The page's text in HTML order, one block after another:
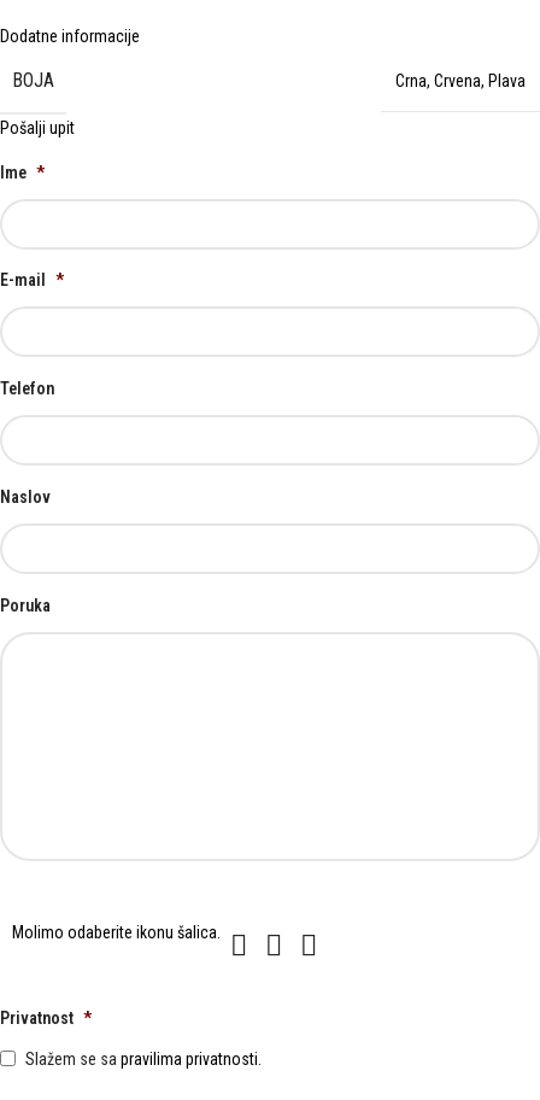
Dodatne informacije
BOJA Crna, Crvena, Plava
Pošalji upit
Ime *
E-mail *
Telefon
Naslov
Poruka
Molimo odaberite ikonu šalica
Molimo
odaberite
1 2
Privatnost *
Slažem se sa pravilima privatnosti.